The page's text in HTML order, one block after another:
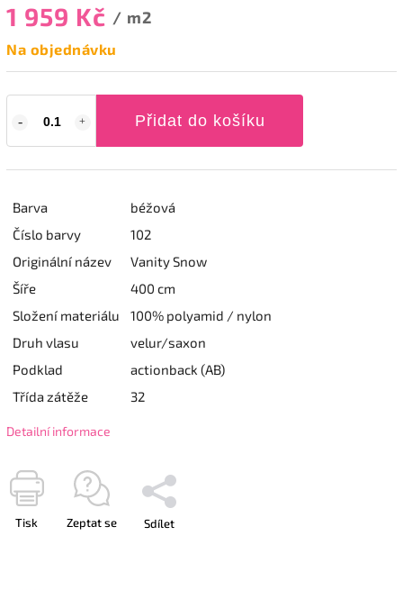
1 959 Kč / m2
Na objednávku
Přidat do košíku
Barva
béžová
Číslo barvy
102
Originální název
Vanity Snow
Šíře
400 cm
Složení materiálu
100% polyamid / nylon
Druh vlasu
velur/saxon
Podklad
actionback (AB)
Třída zátěže
32
Detailní informace
Tisk Zeptat se Sdílet